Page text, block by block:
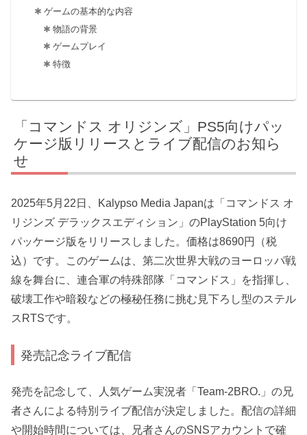
ゲームの基本的な内容
物語の背景
ゲームプレイ
特徴
「コマンドス オリジンズ」PS5向けパッ
ケージ版リリースとライブ配信のお知ら
せ
2025年5月22日、Kalypso Media Japanは「コマンドス オ
リジンズ デラックスエディション」のPlayStation 5向け
パッケージ版をリリースしました。価格は8690円（税
込）です。このゲームは、第二次世界大戦のヨーロッパ戦
線を舞台に、連合軍の特殊部隊「コマンドス」を指揮し、
破壊工作や暗殺などの極秘任務に挑む見下ろし型のステル
スRTSです。
発売記念ライブ配信
発売を記念して、人気ゲーム実況者「Team-2BRO.」の兄
者さんによる特別ライブ配信が決定しました。配信の詳細
や開始時間については、兄者さんのSNSアカウントで確